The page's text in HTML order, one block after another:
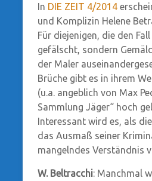
In DIE ZEIT 4/2014
und Komplizin Helene
Für diejenigen, die den
gefälscht, sondern
der Maler
Brüche gibt es in ihrem
(u.a. angeblich von Max
Sammlung Jäger“ hoch
Interessant wird es, als
das Ausmaß seiner
mangelndes Verständnis
W. Beltracchi: Manchmal